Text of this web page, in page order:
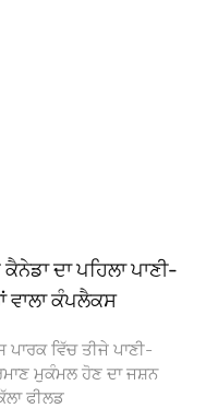
ਦਾ ਪਹਿਲਾ ਪਾਣੀ-
ਵਾਲਾ ਕੰਪਲੈਕਸ
ਪਾਰਕ ਵਿੱਚ ਤੀਜੇ ਪਾਣੀ-
ਮੁਕੰਮਲ ਹੋਣ ਦਾ ਜਸ਼ਨ
ਫੀਲਡ